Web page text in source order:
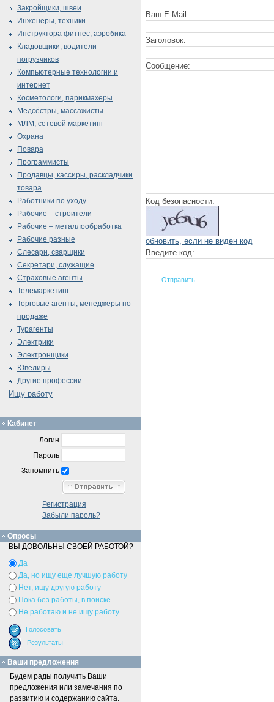
Ваш E-Mail:
Заголовок:
Сообщение:
Код безопасности:
обновить, если не виден код
Введите код:
Закройщики, швеи
Инженеры, техники
Инструктора фитнес, аэробика
Кладовщики, водители
погрузчиков
Компьютерные технологии и
интернет
Косметологи, парикмахеры
Медсёстры, массажисты
МЛМ, сетевой маркетинг
Охрана
Повара
Программисты
Продавцы, кассиры, раскладчики
товара
Работники по уходу
Рабочие – строители
Рабочие – металлообработка
Рабочие разные
Слесари, сварщики
Секретари, служащие
Страховые агенты
Телемаркетинг
Торговые агенты, менеджеры по
продаже
Турагенты
Электрики
Электронщики
Ювелиры
Другие профессии
Ищу работу
Кабинет
Логин
Пароль
Запомнить
Регистрация
Забыли пароль?
Опросы
ВЫ ДОВОЛЬНЫ СВОЕЙ РАБОТОЙ?
Да
Да, но ищу еще лучшую работу
Нет, ищу другую работу
Пока без работы, в поиске
Не работаю и не ищу работу
Ваши предложения
Будем рады получить Ваши
предложения или замечания по
развитию и содержанию сайта.